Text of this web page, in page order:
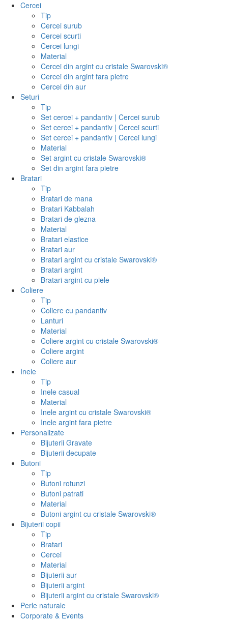
Cercei
Tip
Cercei surub
Cercei scurti
Cercei lungi
Material
Cercei din argint cu cristale Swarovski®
Cercei din argint fara pietre
Cercei din aur
Seturi
Tip
Set cercei + pandantiv | Cercei surub
Set cercei + pandantiv | Cercei scurti
Set cercei + pandantiv | Cercei lungi
Material
Set argint cu cristale Swarovski®
Set din argint fara pietre
Bratari
Tip
Bratari de mana
Bratari Kabbalah
Bratari de glezna
Material
Bratari elastice
Bratari aur
Bratari argint cu cristale Swarovski®
Bratari argint
Bratari argint cu piele
Coliere
Tip
Coliere cu pandantiv
Lanturi
Material
Coliere argint cu cristale Swarovski®
Coliere argint
Coliere aur
Inele
Tip
Inele casual
Material
Inele argint cu cristale Swarovski®
Inele argint fara pietre
Personalizate
Bijuterii Gravate
Bijuterii decupate
Butoni
Tip
Butoni rotunzi
Butoni patrati
Material
Butoni argint cu cristale Swarovski®
Bijuterii copii
Tip
Bratari
Cercei
Material
Bijuterii aur
Bijuterii argint
Bijuterii argint cu cristale Swarovski®
Perle naturale
Corporate & Events